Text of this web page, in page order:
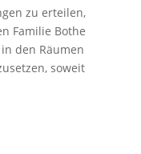
zu erteilen,
Familie Bothe
den Räumen
soweit